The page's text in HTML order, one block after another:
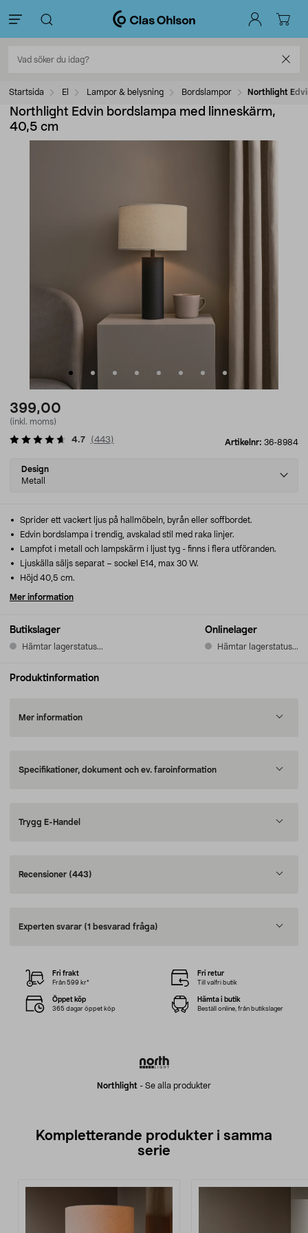
Startsida El Lampor & belysning Bordslampor Northlight
Northlight Edvin bordslampa med linneskärm,
40,5 cm
399,00
(inkl. moms)
Artikelnr: 36-8984
4.7 (443)
Select
variant
Design
Metall
Butikslager
Hämtar lagerstatus...
Onlinelager
Hämtar lagerstatus...
Sprider ett vackert ljus på hallmöbeln, byrån eller soffbordet.
Edvin bordslampa i trendig, avskalad stil med raka linjer.
Lampfot i metall och lampskärm i ljust tyg - finns i flera utföranden.
Ljuskälla säljs separat – sockel E14, max 30 W.
Höjd 40,5 cm.
Mer information
Produktinformation
Mer information
Specifikationer, dokument och ev. faroinformation
Trygg E-Handel
Recensioner (443)
Experten svarar (1 besvarad fråga)
Northlight - Se alla produkter
Fri frakt
Från 599 kr*
Fri retur
Till valfri butik
Öppet köp
365 dagar öppet köp
Hämta i butik
Beställ online, från butikslager
Kompletterande produkter i samma
serie